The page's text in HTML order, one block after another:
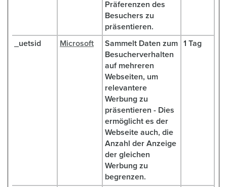
Präferenzen des
Besuchers zu
präsentieren.
_uetsid Microsoft
Sammelt Daten zum
Besucherverhalten
auf mehreren
Webseiten, um
relevantere
Werbung zu
präsentieren - Dies
ermöglicht es der
Webseite auch, die
Anzahl der Anzeige
der gleichen
Werbung zu
begrenzen.
1 Tag